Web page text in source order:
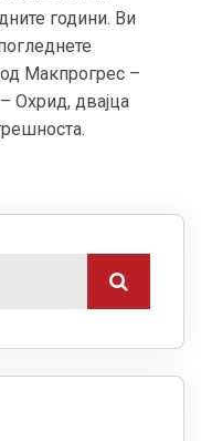
години. Ви
Макпрогрес –
Охрид, двајца